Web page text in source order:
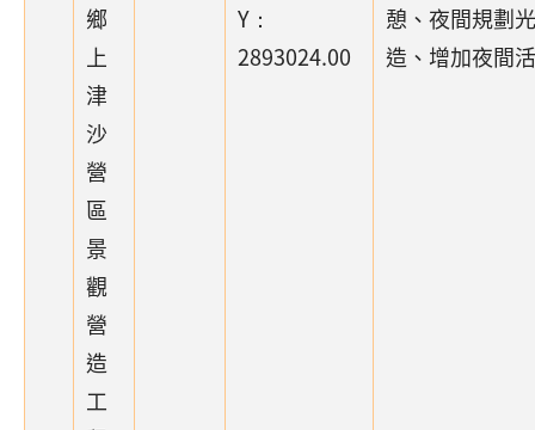
鄉
上
津
沙
營
區
景
觀
營
造
工
Y：
2893024.00
憩、夜間規劃
造、增加夜間